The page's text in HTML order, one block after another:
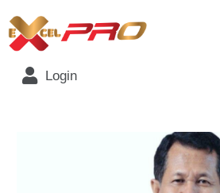
Login